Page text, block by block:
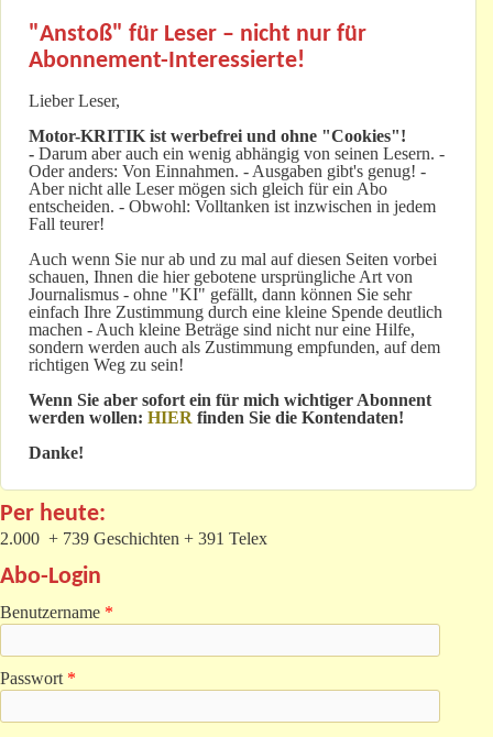
"Anstoß" für Leser – nicht nur für
Abonnement-Interessierte!
Lieber Leser,
Motor-KRITIK ist werbefrei und ohne "Cookies"!
- Darum aber auch ein wenig abhängig von seinen Lesern. -
Oder anders: Von Einnahmen. - Ausgaben gibt's genug! -
Aber nicht alle Leser mögen sich gleich für ein Abo
entscheiden. - Obwohl: Volltanken ist inzwischen in jedem
Fall teurer!
Auch wenn Sie nur ab und zu mal auf diesen Seiten vorbei
schauen, Ihnen die hier gebotene ursprüngliche Art von
Journalismus - ohne "KI" gefällt, dann können Sie sehr
einfach Ihre Zustimmung durch eine kleine Spende deutlich
machen - Auch kleine Beträge sind nicht nur eine Hilfe,
sondern werden auch als Zustimmung empfunden, auf dem
richtigen Weg zu sein!
Wenn Sie aber sofort ein für mich wichtiger Abonnent
werden wollen: HIER finden Sie die Kontendaten!
Danke!
Per heute:
2.000 + 739 Geschichten + 391 Telex
Abo-Login
Benutzername *
Passwort *